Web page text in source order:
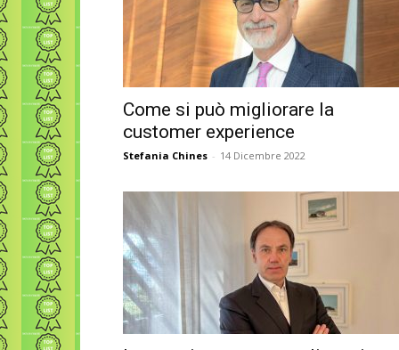
Come si può migliorare la
customer experience
Stefania Chines - 14 Dicembre 2022